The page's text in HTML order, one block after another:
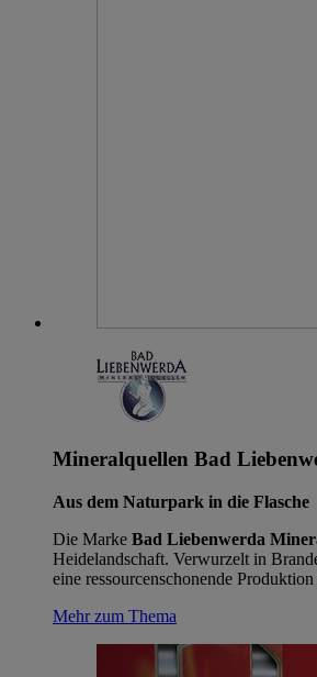
Mineralquellen Bad
Aus dem Naturpark in die Flasche
Die Marke Bad Liebenwerda
Heidelandschaft. Verwurzelt in
eine ressourcenschonende
Mehr zum Thema